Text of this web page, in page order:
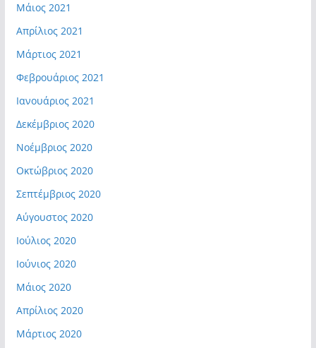
Μάιος 2021
Απρίλιος 2021
Μάρτιος 2021
Φεβρουάριος 2021
Ιανουάριος 2021
Δεκέμβριος 2020
Νοέμβριος 2020
Οκτώβριος 2020
Σεπτέμβριος 2020
Αύγουστος 2020
Ιούλιος 2020
Ιούνιος 2020
Μάιος 2020
Απρίλιος 2020
Μάρτιος 2020